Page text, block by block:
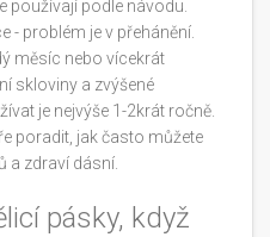
používají podle návodu.
- problém je v přehánění.
měsíc nebo vícekrát
skloviny a zvýšené
je nejvýše 1-2krát ročně.
poradit, jak často můžete
a zdraví dásní.
pásky, když